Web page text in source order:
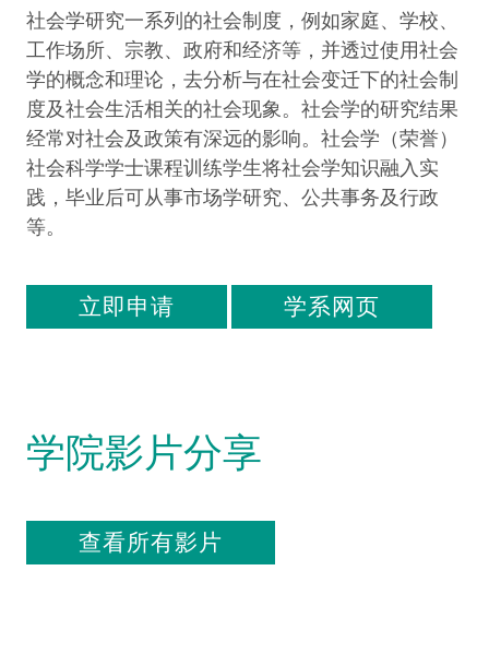
社会学研究一系列的社会制度，例如家庭、学校、
工作场所、宗教、政府和经济等，并透过使用社会
学的概念和理论，去分析与在社会变迁下的社会制
度及社会生活相关的社会现象。社会学的研究结果
经常对社会及政策有深远的影响。社会学（荣誉）
社会科学学士课程训练学生将社会学知识融入实
践，毕业后可从事市场学研究、公共事务及行政
等。
立即申请 学系网页
学院影片分享
查看所有影片